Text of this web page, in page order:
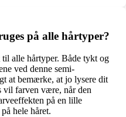
på alle hårtyper?
alle hårtyper. Både tykt og
ved denne semi-
at bemærke, at jo lysere dit
vil farven være, når den
på en lille
hele håret.